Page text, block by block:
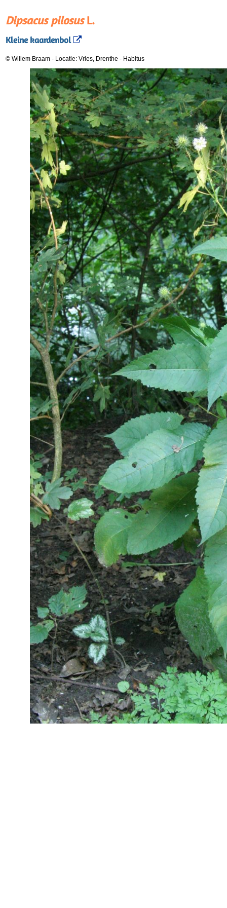
Dipsacus pilosusL.
Kleine kaardenbol
© Willem Braam - Locatie: Vries, Drenthe - Habitus